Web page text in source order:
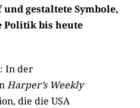
gestaltete Symbole,
Politik bis heute
In der
Harper’s Weekly
die die USA